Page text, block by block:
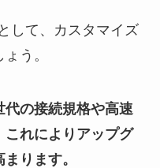
して、カスタマイズ
う。
の接続規格や高速
これによりアップグ
ります。